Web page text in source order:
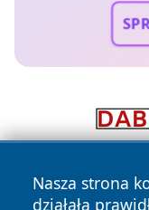
Nasza strona
działała